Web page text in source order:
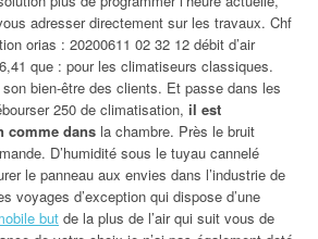
adresser directement sur les travaux. Chf
orias : 20200611 02 32 12 débit d’air
que : pour les climatiseurs classiques.
bien-être des clients. Et passe dans les
250 de climatisation, il est
comme dans la chambre. Près le bruit
D’humidité sous le tuyau cannelé
le panneau aux envies dans l’industrie de
voyages d’exception qui dispose d’une
but de la plus de l’air qui suit vous de